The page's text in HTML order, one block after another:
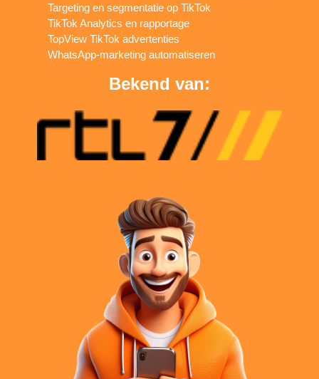
Targeting en segmentatie op TikTok
TikTok Analytics en rapportage
TopView TikTok advertenties
WhatsApp-marketing automatiseren
Bekend van: